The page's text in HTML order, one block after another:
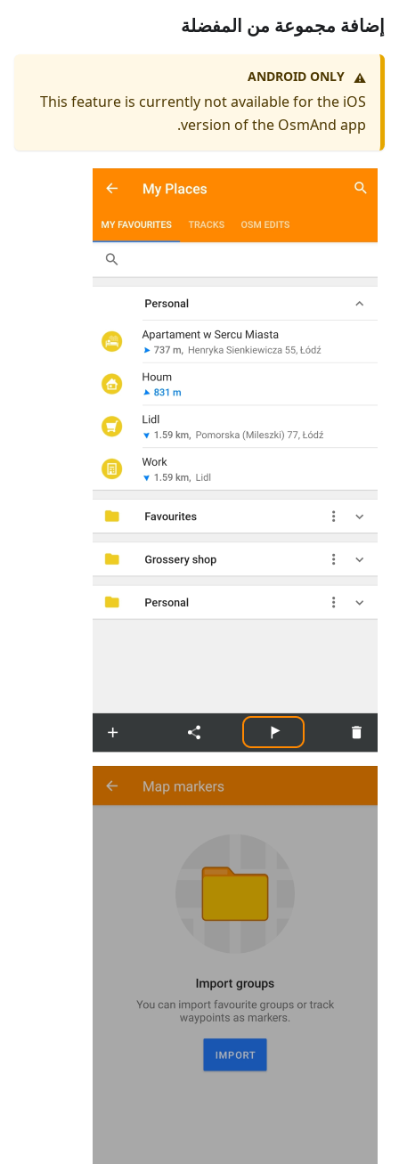
إضافة مجموعة من المفضلة
⚠️
ANDROID ONLY
This feature is currently not available for the iOS
version of the OsmAnd app.